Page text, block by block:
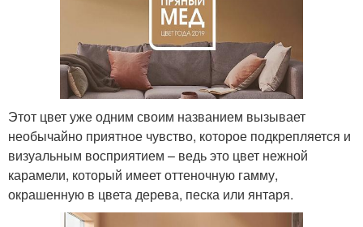
Этот цвет уже одним своим названием вызывает
необычайно приятное чувство, которое подкрепляется и
визуальным восприятием – ведь это цвет нежной
карамели, который имеет оттеночную гамму,
окрашенную в цвета дерева, песка или янтаря.